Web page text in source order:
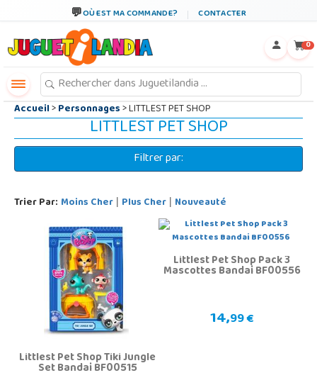
OÙ EST MA COMMANDE? CONTACTER
0
Accueil>Personnages> LITTLEST PET SHOP
LITTLEST PET SHOP
Filtrer par:
Trier Par: Moins Cher | Plus Cher | Nouveauté
Littlest Pet Shop Tiki Jungle
Set Bandai BF00515
Littlest Pet Shop Pack 3
Mascottes Bandai BF00556
14,99 €